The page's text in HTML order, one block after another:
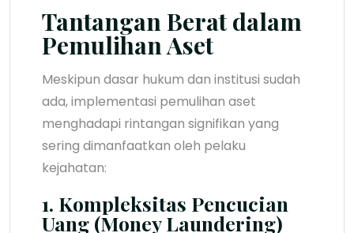
Tantangan Berat dalam
Pemulihan Aset
Meskipun dasar hukum dan institusi sudah
ada, implementasi pemulihan aset
menghadapi rintangan signifikan yang
sering dimanfaatkan oleh pelaku
kejahatan:
1. Kompleksitas Pencucian
Uang (Money Laundering)